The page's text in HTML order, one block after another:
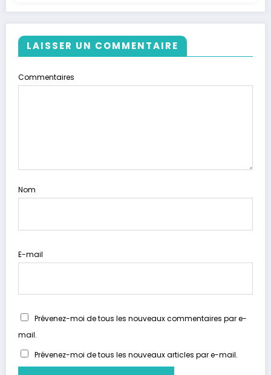
LAISSER UN COMMENTAIRE
Commentaires
Nom
E-mail
Prévenez-moi de tous les nouveaux commentaires par e-
mail.
Prévenez-moi de tous les nouveaux articles par e-mail.